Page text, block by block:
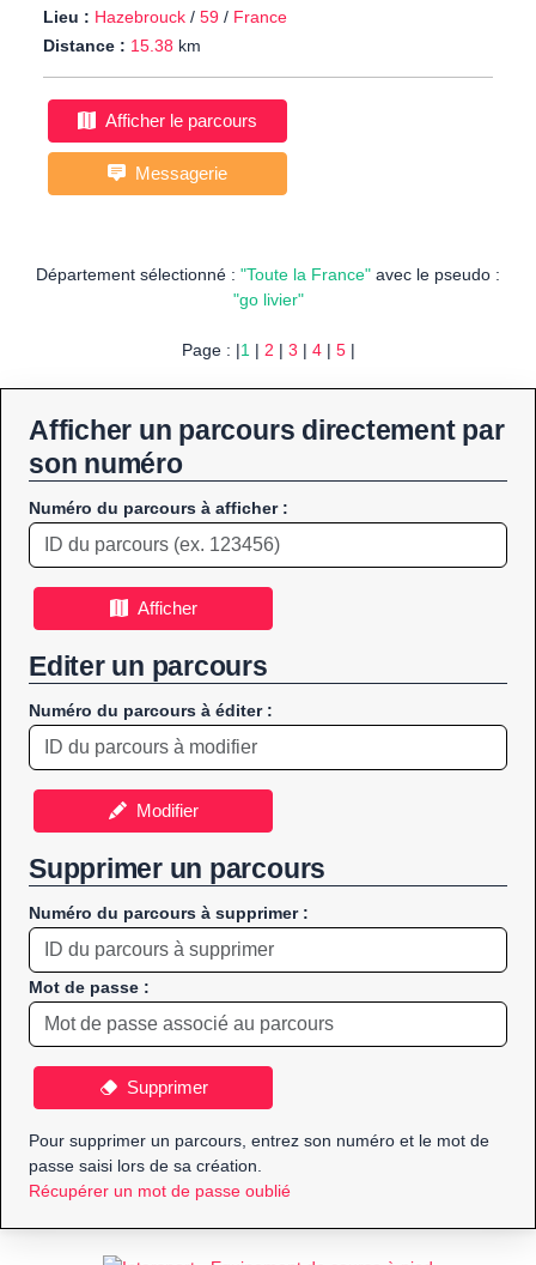
Lieu : Hazebrouck / 59 / France
Distance : 15.38 km
Afficher le parcours
Messagerie
Département sélectionné : "Toute la France" avec le pseudo :
"go livier"
Page : |1| 2 | 3 | 4| 5|
Afficher un parcours directement par
son numéro
Numéro du parcours à afficher :
Afficher
Editer un parcours
Numéro du parcours à éditer :
Modifier
Supprimer un parcours
Numéro du parcours à supprimer :
Mot de passe :
Supprimer
Pour supprimer un parcours, entrez son numéro et le mot de
passe saisi lors de sa création.
Récupérer un mot de passe oublié